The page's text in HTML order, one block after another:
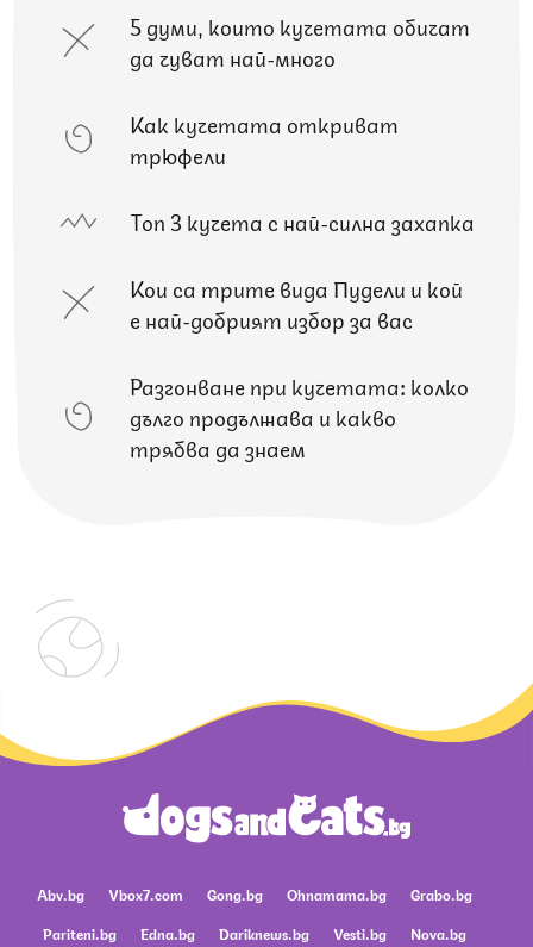
5 думи, които кучетата обичат
да чуват най-много
Как кучетата откриват
трюфели
Топ 3 кучета с най-силна захапка
Кои са трите вида Пудели и кой
е най-добрият избор за вас
Разгонване при кучетата: колко
дълго продължава и какво
трябва да знаем
Abv.bg Vbox7.com Gong.bg Ohnamama.bg
Grabo.bg
Pariteni.bg
Edna.bg Dariknews.bg Vesti.bg Nova.bg